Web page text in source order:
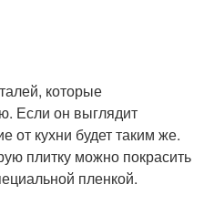
которые
Если он выглядит
от кухни будет таким же.
плитку можно покрасить
пленкой.